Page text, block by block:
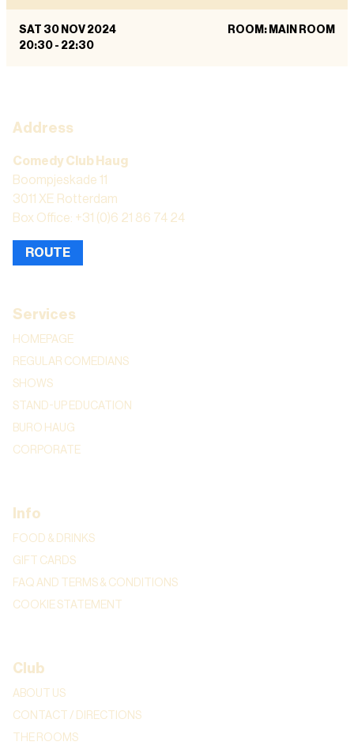
SAT 30 NOV 2024
20:30 - 22:30
ROOM: MAIN ROOM
Address
Comedy Club Haug
Boompjeskade 11
3011 XE Rotterdam
Box Office: +31 (0)6 21 86 74 24
ROUTE
Services
HOMEPAGE
REGULAR COMEDIANS
SHOWS
STAND-UP EDUCATION
BURO HAUG
CORPORATE
Info
FOOD & DRINKS
GIFT CARDS
FAQ AND TERMS & CONDITIONS
COOKIE STATEMENT
Club
ABOUT US
CONTACT / DIRECTIONS
THE ROOMS